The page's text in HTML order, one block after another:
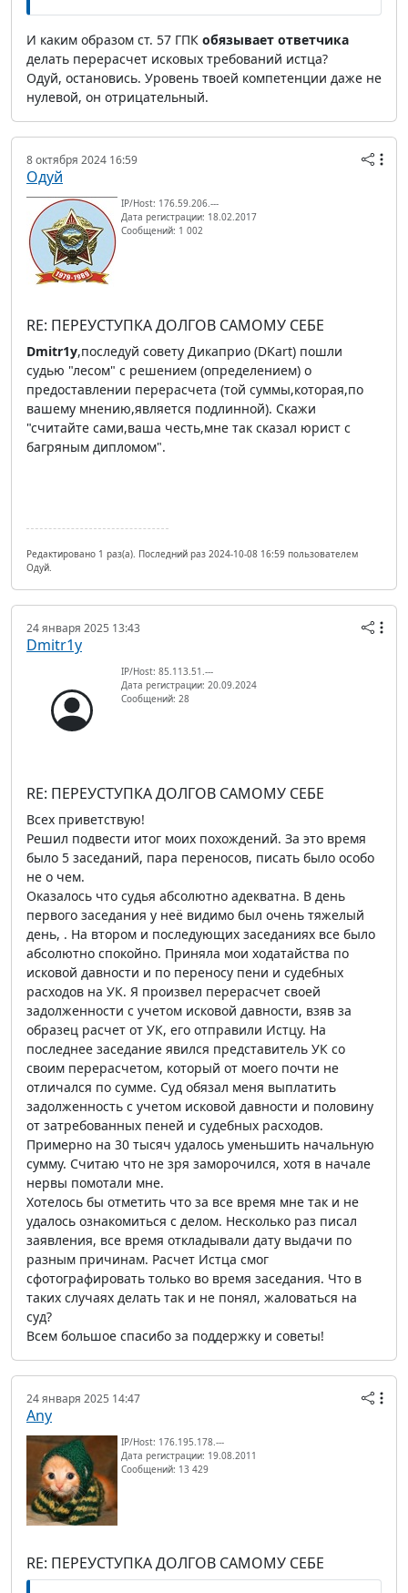
И каким образом ст. 57 ГПК обязывает ответчика
делать перерасчет исковых требований истца?
Одуй, остановись. Уровень твоей компетенции даже не
нулевой, он отрицательный.
8 октября 2024 16:59
Одуй
IP/Host: 176.59.206.---
Дата регистрации: 18.02.2017
Сообщений: 1 002
RE: ПЕРЕУСТУПКА ДОЛГОВ САМОМУ СЕБЕ
Dmitr1y,последуй совету Дикаприо (DKart) пошли
судью "лесом" с решением (определением) о
предоставлении перерасчета (той суммы,которая,по
вашему мнению,является подлинной). Скажи
"считайте сами,ваша честь,мне так сказал юрист с
багряным дипломом".
Редактировано 1 раз(а). Последний раз 2024-10-08 16:59 пользователем
Одуй.
24 января 2025 13:43
Dmitr1y
IP/Host: 85.113.51.---
Дата регистрации: 20.09.2024
Сообщений: 28
RE: ПЕРЕУСТУПКА ДОЛГОВ САМОМУ СЕБЕ
Всех приветствую!
Решил подвести итог моих похождений. За это время
было 5 заседаний, пара переносов, писать было особо
не о чем.
Оказалось что судья абсолютно адекватна. В день
первого заседания у неё видимо был очень тяжелый
день, . На втором и последующих заседаниях все было
абсолютно спокойно. Приняла мои ходатайства по
исковой давности и по переносу пени и судебных
расходов на УК. Я произвел перерасчет своей
задолженности с учетом исковой давности, взяв за
образец расчет от УК, его отправили Истцу. На
последнее заседание явился представитель УК со
своим перерасчетом, который от моего почти не
отличался по сумме. Суд обязал меня выплатить
задолженность с учетом исковой давности и половину
от затребованных пеней и судебных расходов.
Примерно на 30 тысяч удалось уменьшить начальную
сумму. Считаю что не зря заморочился, хотя в начале
нервы помотали мне.
Хотелось бы отметить что за все время мне так и не
удалось ознакомиться с делом. Несколько раз писал
заявления, все время откладывали дату выдачи по
разным причинам. Расчет Истца смог
сфотографировать только во время заседания. Что в
таких случаях делать так и не понял, жаловаться на
суд?
Всем большое спасибо за поддержку и советы!
24 января 2025 14:47
Any
IP/Host: 176.195.178.---
Дата регистрации: 19.08.2011
Сообщений: 13 429
RE: ПЕРЕУСТУПКА ДОЛГОВ САМОМУ СЕБЕ